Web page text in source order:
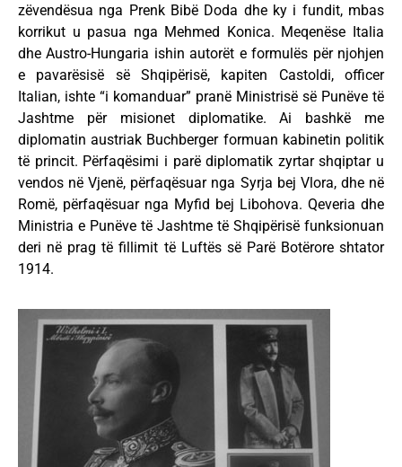
zëvendësua nga Prenk Bibë Doda dhe ky i fundit, mbas
korrikut u pasua nga Mehmed Konica. Meqenëse Italia
dhe Austro-Hungaria ishin autorët e formulës për njohjen
e pavarësisë së Shqipërisë, kapiten Castoldi, officer
Italian, ishte “i komanduar” pranë Ministrisë së Punëve të
Jashtme për misionet diplomatike. Ai bashkë me
diplomatin austriak Buchberger formuan kabinetin politik
të princit. Përfaqësimi i parë diplomatik zyrtar shqiptar u
vendos në Vjenë, përfaqësuar nga Syrja bej Vlora, dhe në
Romë, përfaqësuar nga Myfid bej Libohova. Qeveria dhe
Ministria e Punëve të Jashtme të Shqipërisë funksionuan
deri në prag të fillimit të Luftës së Parë Botërore shtator
1914.